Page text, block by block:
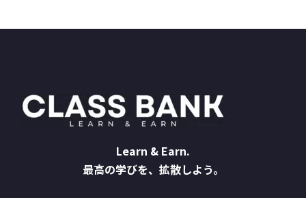
Learn & Earn.
最高の学びを、拡散しよう。